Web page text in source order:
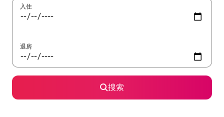
入住
退房
搜索